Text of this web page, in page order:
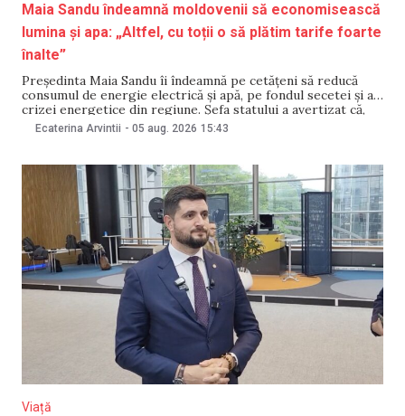
Maia Sandu îndeamnă moldovenii să economisească
lumina și apa: „Altfel, cu toții o să plătim tarife foarte
înalte”
Președinta Maia Sandu îi îndeamnă pe cetățeni să reducă
consumul de energie electrică și apă, pe fondul secetei și al
crizei energetice din regiune. Șefa statului a avertizat că,
dacă în timpul apropiat nu vor cădea ploi suficiente pentru
reluarea producției de energie electrică în regiune, „o să
Ecaterina Arvintii - 05 aug. 2026 15:43
Viață